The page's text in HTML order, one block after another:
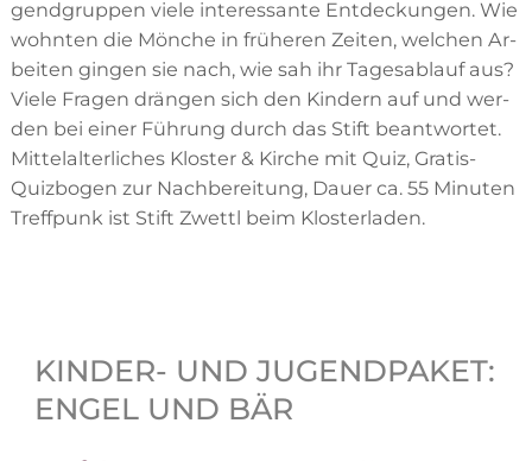
gend­grup­pen vie­le in­ter­es­san­te Ent­de­ckun­gen. Wie
wohn­ten die Mön­che in frü­he­ren Zei­ten, wel­chen Ar­
bei­ten gin­gen sie nach, wie sah ihr Ta­ges­ab­lauf aus?
Vie­le Fra­gen drän­gen sich den Kin­dern auf und wer­
den bei ei­ner Füh­rung durch das Stift be­ant­wor­tet.
Mit­tel­al­ter­li­ches Klos­ter & Kir­che mit Quiz, Gra­tis-
Quiz­bo­gen zur Nach­be­rei­tung, Dau­er ca. 55 Mi­nu­ten
Treff­punk ist Stift Zwettl beim Klosterladen.
KIN­DER- UND JU­GEND­PA­KET:
EN­GEL UND BÄR